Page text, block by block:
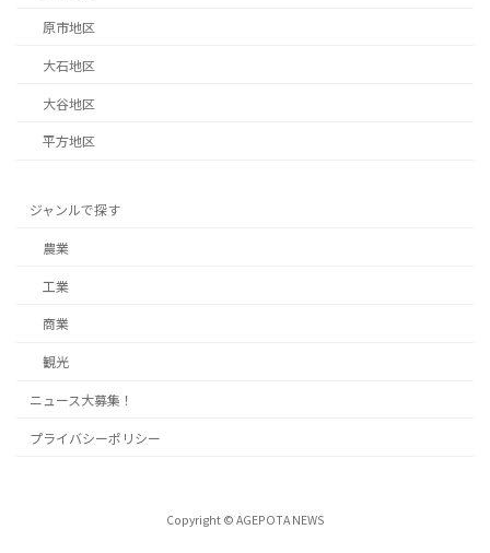
原市地区
大石地区
大谷地区
平方地区
ジャンルで探す
農業
工業
商業
観光
ニュース大募集！
プライバシーポリシー
Copyright © AGEPOTA NEWS